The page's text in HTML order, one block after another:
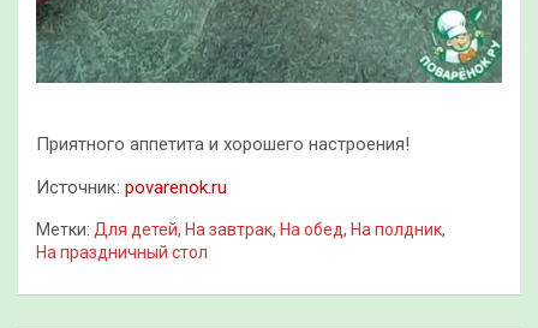
Приятного аппетита и хорошего настроения!
Источник: povarenok.ru
Метки: Для детей, На завтрак, На обед, На полдник,
На праздничный стол